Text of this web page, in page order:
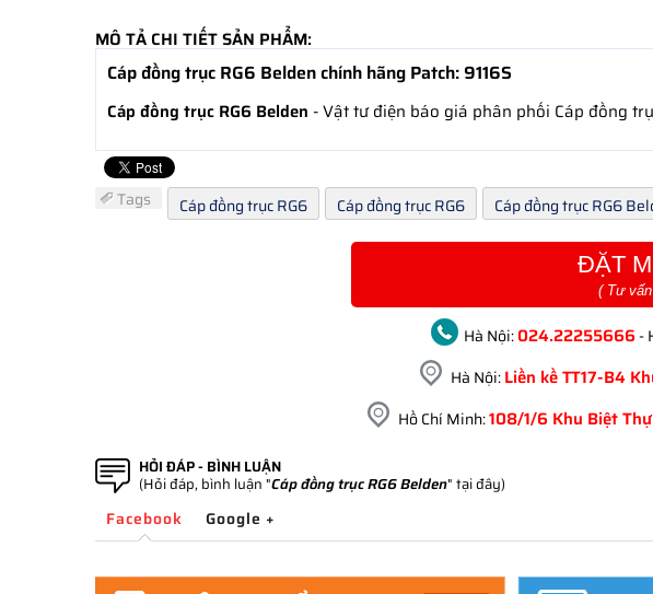
MÔ TẢ CHI TIẾT SẢN PHẨM:
Cáp đồng trục RG6 Belden chính hãng Patch: 9116S
Cáp đồng trục RG6 Belden - Vật tư điện báo giá phân phối Cáp đồng
Tags Cáp đồng trục RG6 Cáp đồng trục RG6 Cáp đồng trục RG6
ĐẶT
( Tư
Hà Nội:024.22255666 -
Hà Nội:Liền kề TT17-B4
Hồ Chí Minh:108/1/6 Khu Biệt
HỎI ĐÁP - BÌNH LUẬN
(Hỏi đáp, bình luận "Cáp đồng trục RG6 Belden" tại đây)
Facebook Google +